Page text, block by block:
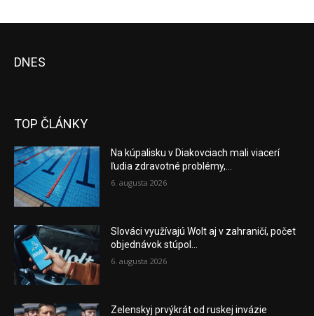
DNES
TOP ČLÁNKY
Na kúpalisku v Diakovciach mali viacerí
ľudia zdravotné problémy,...
6. augusta 2026
Slováci využívajú Wolt aj v zahraničí, počet
objednávok stúpol...
6. augusta 2026
Zelenskyj prvýkrát od ruskej invázie